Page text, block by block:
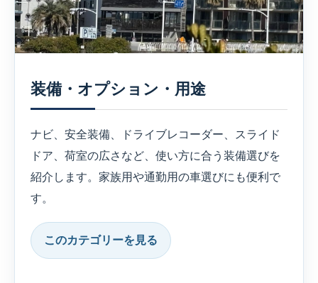
装備・オプション・用途
ナビ、安全装備、ドライブレコーダー、スライド
ドア、荷室の広さなど、使い方に合う装備選びを
紹介します。家族用や通勤用の車選びにも便利で
す。
このカテゴリーを見る